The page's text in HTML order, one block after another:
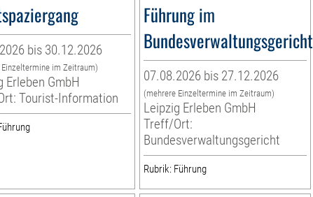
bis 30.12.2026
Einzeltermine im Zeitraum)
Erleben GmbH
Tourist-Information
Führung im
Bundesverwaltungsgericht
07.08.2026 bis 27.12.2026
(mehrere Einzeltermine im Zeitraum)
Leipzig Erleben GmbH
Treff/Ort:
Bundesverwaltungsgericht
Rubrik: Führung